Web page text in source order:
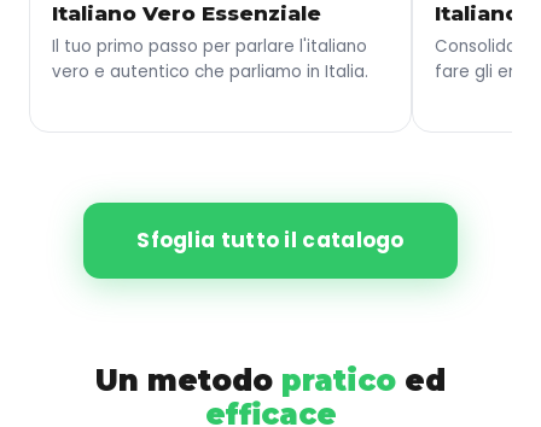
Italiano Vero Essenziale
Il tuo primo passo per parlare l'italiano
vero e autentico che parliamo in Italia.
Italiano
Consolida
fare gli
Sfoglia tutto il catalogo
Un metodo pratico ed
efficace